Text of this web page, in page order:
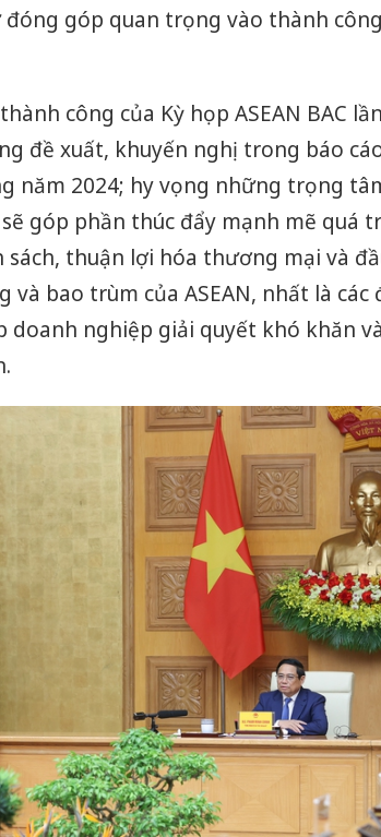
góp quan trọng vào thành
công của Kỳ họp ASEAN BAC
đề xuất, khuyến nghị trong báo
năm 2024; hy vọng những trọng
góp phần thúc đẩy mạnh mẽ quá
thuận lợi hóa thương mại và
bao trùm của ASEAN, nhất là các
nghiệp giải quyết khó khăn
An